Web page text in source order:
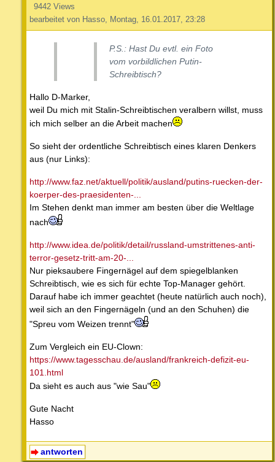
9442 Views
bearbeitet von Hasso, Montag, 16.01.2017, 23:28
P.S.: Hast Du evtl. ein Foto
vom vorbildlichen Putin-
Schreibtisch?
Hallo D-Marker,
weil Du mich mit Stalin-Schreibtischen veralbern willst, muss
ich mich selber an die Arbeit machen
So sieht der ordentliche Schreibtisch eines klaren Denkers
aus (nur Links):
http://www.faz.net/aktuell/politik/ausland/putins-ruecken-der-
koerper-des-praesidenten-...
Im Stehen denkt man immer am besten über die Weltlage
nach
http://www.idea.de/politik/detail/russland-umstrittenes-anti-
terror-gesetz-tritt-am-20-...
Nur pieksaubere Fingernägel auf dem spiegelblanken
Schreibtisch, wie es sich für echte Top-Manager gehört.
Darauf habe ich immer geachtet (heute natürlich auch noch),
weil sich an den Fingernägeln (und an den Schuhen) die
"Spreu vom Weizen trennt"
Zum Vergleich ein EU-Clown:
https://www.tagesschau.de/ausland/frankreich-defizit-eu-
101.html
Da sieht es auch aus "wie Sau"
Gute Nacht
Hasso
antworten